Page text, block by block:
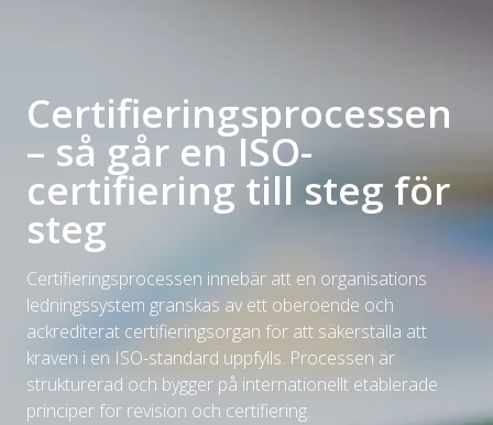
Certifieringsprocessen
– så går en ISO-
certifiering till steg för
steg
Certifieringsprocessen innebär att en organisations
ledningssystem granskas av ett oberoende och
ackrediterat certifieringsorgan för att säkerställa att
kraven i en ISO-standard uppfylls. Processen är
strukturerad och bygger på internationellt etablerade
principer för revision och certifiering.